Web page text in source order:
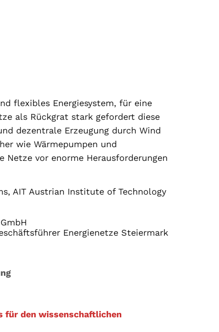
flexibles Energiesystem, für eine
als Rückgrat stark gefordert diese
dezentrale Erzeugung durch Wind
wie Wärmepumpen und
Netze vor enorme Herausforderungen
AIT Austrian Institute of Technology
Energienetze Steiermark
für den wissenschaftlichen